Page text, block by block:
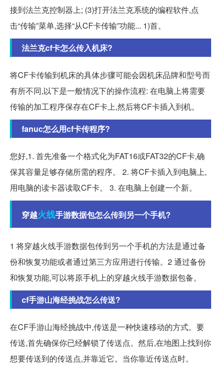
接到法兰克控制器上; (3)打开法兰克系统的编程软件,点
击“传输”菜单,选择“从CF卡传输”功能... 1)首。
法兰克cf卡怎么传入机床?
将CF卡传输到机床的具体步骤可能会因机床品牌和型号而
有所不同,以下是一般情况下的操作流程: 在电脑上将需要
传输的加工程序保存在CF卡上,然后将CF卡插入到机。
fanuc怎么用cf卡传程序?
您好,1. 首先准备一个格式化为FAT16或FAT32的CF卡,确
保其容量足够存储所需的程序。 2. 将CF卡插入到电脑上,
用电脑的读卡器读取CF卡。 3. 在电脑上创建一个新。
穿越火线手游数据包怎么传到另一个手机?
1 将穿越火线手游数据包传到另一个手机的方法是通过备
份和恢复功能或者通过第三方应用进行传输。2 通过备份
和恢复功能,可以将原手机上的穿越火线手游数据包备。
cf手游山海经挑战怎么传送?
在CF手游山海经挑战中,传送是一种快速移动的方式。要
传送,首先确保你已经解锁了传送点。然后,在地图上找到你
想要传送到的传送点,并靠近它。当你靠近传送点时。